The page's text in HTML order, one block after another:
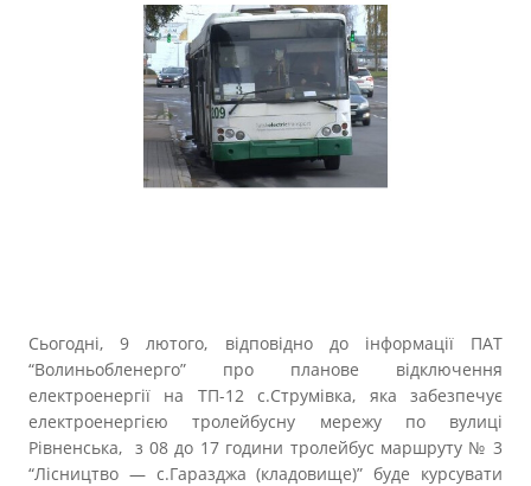
Публічна інформація
Прозорість влади
Документи
Сьогодні, 9 лютого, відповідно до інформації ПАТ
“Волиньобленерго” про планове відключення
електроенергії на ТП-12 с.Струмівка, яка забезпечує
електроенергією тролейбусну мережу по вулиці
Рівненська, з 08 до 17 години тролейбус маршруту № 3
“Лісництво — с.Гаразджа (кладовище)” буде курсувати